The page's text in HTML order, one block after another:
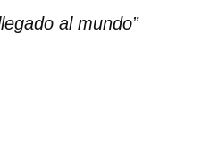
al mundo”